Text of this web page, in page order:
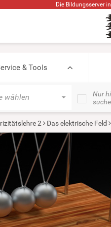
Die Bildungsserver
& Tools
wählen
Nur
2 Das elektrische Feld